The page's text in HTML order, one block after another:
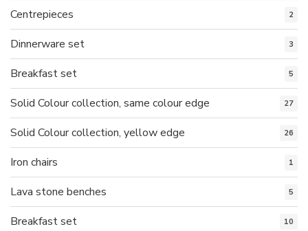
Centrepieces 2
Dinnerware set 3
Breakfast set 5
Solid Colour collection, same colour edge 27
Solid Colour collection, yellow edge 26
Iron chairs 1
Lava stone benches 5
Breakfast set 10